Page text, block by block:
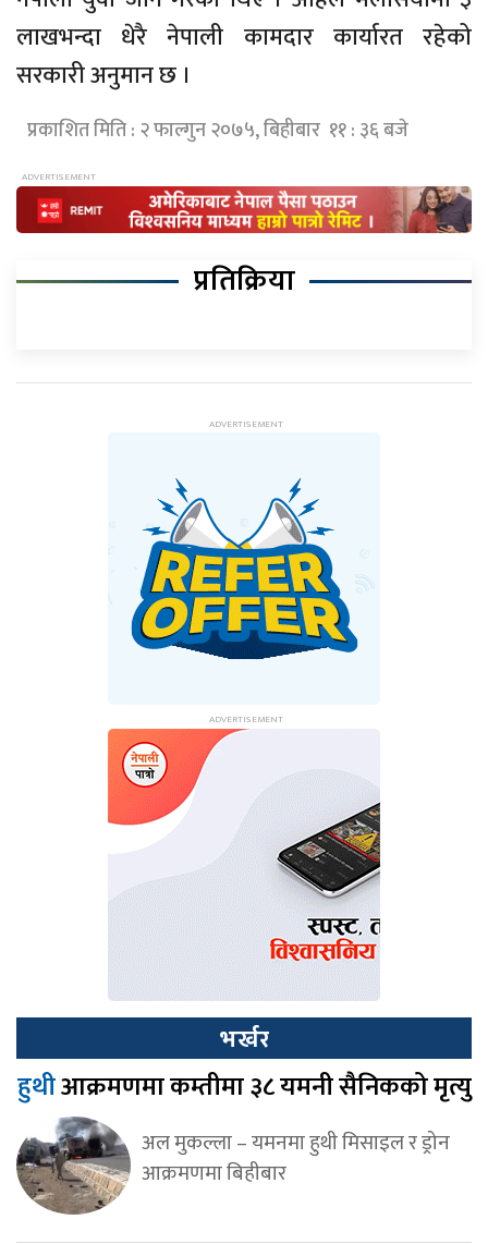
लाखभन्दा धेरै नेपाली कामदार कार्यारत रहेको
सरकारी अनुमान छ ।
प्रकाशित मिति : २ फाल्गुन २०७५, बिहीबार ११ : ३६ बजे
प्रतिक्रिया
भर्खर
हुथीआक्रमणमा कम्तीमा ३८ यमनी सैनिकको मृत्यु
अल मुकल्ला – यमनमा हुथी मिसाइल र ड्रोन
आक्रमणमा बिहीबार